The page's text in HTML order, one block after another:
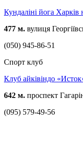
Кундаліні йога Харків
477 м. вулиця
(050) 945-86-51
Спорт клуб
Клуб айківіндо
642 м. проспект
(095) 579-49-56